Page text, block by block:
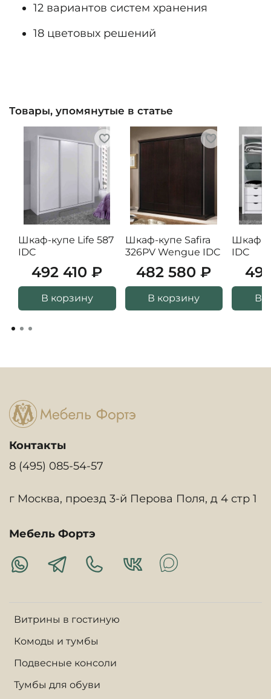
12 вариантов систем хранения
18 цветовых решений
Товары, упомянутые в статье
Шкаф-купе Life 587
IDC
492 410 ₽
В корзину
Шкаф-купе Safira
326PV Wengue IDC
482 580 ₽
В корзину
Шкаф-
IDC
В
Витрины в гостиную
Комоды и тумбы
Подвесные консоли
Тумбы для обуви
Контакты
8 (495) 085-54-57
г Москва, проезд 3-й Перова Поля, д 4 стр 1
Мебель Фортэ